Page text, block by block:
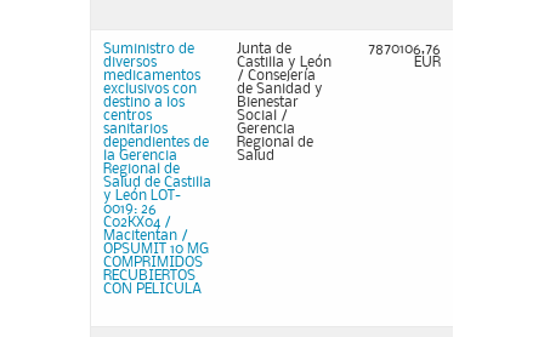
Suministro de
diversos
medicamentos
exclusivos con
destino a los
centros
sanitarios
dependientes de
la Gerencia
Regional de
Salud de Castilla
y León LOT-
0019: 26
C02KX04 /
Macitentan /
OPSUMIT 10 MG
COMPRIMIDOS
RECUBIERTOS
CON PELICULA
Junta de
Castilla y León
/ Consejería
de Sanidad y
Bienestar
Social /
Gerencia
Regional de
Salud
7870106,76
EUR